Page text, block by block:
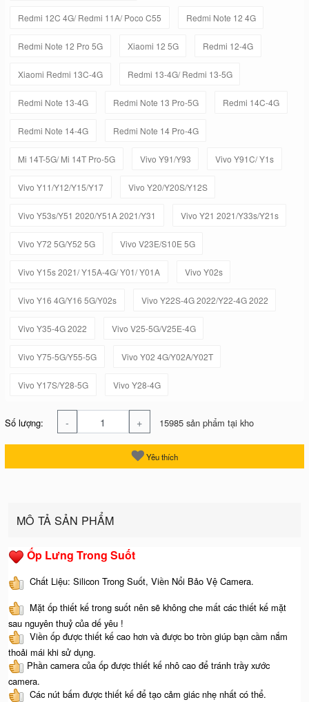
Redmi 12C 4G/ Redmi 11A/ Poco C55 Redmi Note 12 4G
Redmi Note 12 Pro 5G Xiaomi 12 5G Redmi 12-4G
Xiaomi Redmi 13C-4G Redmi 13-4G/ Redmi 13-5G
Redmi Note 13-4G Redmi Note 13 Pro-5G Redmi 14C-4G
Redmi Note 14-4G Redmi Note 14 Pro-4G
Mi 14T-5G/ Mi 14T Pro-5G Vivo Y91/Y93 Vivo Y91C/ Y1s
Vivo Y11/Y12/Y15/Y17 Vivo Y20/Y20S/Y12S
Vivo Y53s/Y51 2020/Y51A 2021/Y31 Vivo Y21 2021/Y33s/Y21s
Vivo Y72 5G/Y52 5G Vivo V23E/S10E 5G
Vivo Y15s 2021/ Y15A-4G/ Y01/ Y01A Vivo Y02s
Vivo Y16 4G/Y16 5G/Y02s Vivo Y22S-4G 2022/Y22-4G 2022
Vivo Y35-4G 2022 Vivo V25-5G/V25E-4G
Vivo Y75-5G/Y55-5G Vivo Y02 4G/Y02A/Y02T
Vivo Y17S/Y28-5G Vivo Y28-4G
Số lượng: - + 15985 sản phẩm tại kho
Yêu thích
MÔ TẢ SẢN PHẨM
Ốp Lưng Trong Suốt
Chất Liệu: Silicon Trong Suốt, Viền Nổi Bảo Vệ Camera.
Mặt ốp thiết kế trong suốt nên sẽ không che mất các thiết kế mặt
sau nguyên thuỷ của dế yêu !
Viền ốp được thiết kế cao hơn và được bo tròn giúp bạn cầm nắm
thoải mái khi sử dụng.
Phần camera của ốp được thiết kế nhô cao để tránh trầy xước
camera.
Các nút bấm được thiết kế để tạo cảm giác nhẹ nhất có thể.